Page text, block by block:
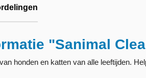
"Sanimal
honden en katten van alle leeftijden.